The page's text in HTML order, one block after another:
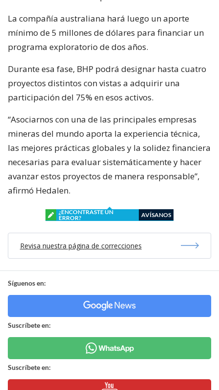
La compañía australiana hará luego un aporte
mínimo de 5 millones de dólares para financiar un
programa exploratorio de dos años.
Durante esa fase, BHP podrá designar hasta cuatro
proyectos distintos con vistas a adquirir una
participación del 75% en esos activos.
“Asociarnos con una de las principales empresas
mineras del mundo aporta la experiencia técnica,
las mejores prácticas globales y la solidez financiera
necesarias para evaluar sistemáticamente y hacer
avanzar estos proyectos de manera responsable”,
afirmó Hedalen.
¿ENCONTRASTE UN
ERROR?
AVÍSANOS
Revisa nuestra página de correcciones
Síguenos en:
Suscríbete en:
Suscríbete en: